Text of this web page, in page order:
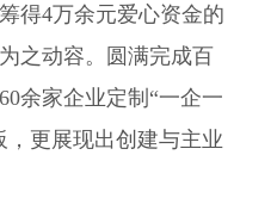
得4万余元爱心资金的
之动容。圆满完成百
余家企业定制“一企一
，更展现出创建与主业